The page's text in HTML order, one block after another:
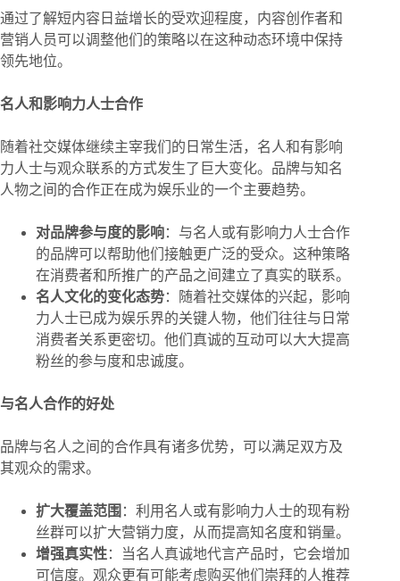
通过了解短内容日益增长的受欢迎程度，内容创作者和
营销人员可以调整他们的策略以在这种动态环境中保持
领先地位。
名人和影响力人士合作
随着社交媒体继续主宰我们的日常生活，名人和有影响
力人士与观众联系的方式发生了巨大变化。品牌与知名
人物之间的合作正在成为娱乐业的一个主要趋势。
对品牌参与度的影响：与名人或有影响力人士合作
的品牌可以帮助他们接触更广泛的受众。这种策略
在消费者和所推广的产品之间建立了真实的联系。
名人文化的变化态势：随着社交媒体的兴起，影响
力人士已成为娱乐界的关键人物，他们往往与日常
消费者关系更密切。他们真诚的互动可以大大提高
粉丝的参与度和忠诚度。
与名人合作的好处
品牌与名人之间的合作具有诸多优势，可以满足双方及
其观众的需求。
扩大覆盖范围 ：利用名人或有影响力人士的现有粉
丝群可以扩大营销力度，从而提高知名度和销量。
增强真实性：当名人真诚地代言产品时，它会增加
可信度。观众更有可能考虑购买他们崇拜的人推荐